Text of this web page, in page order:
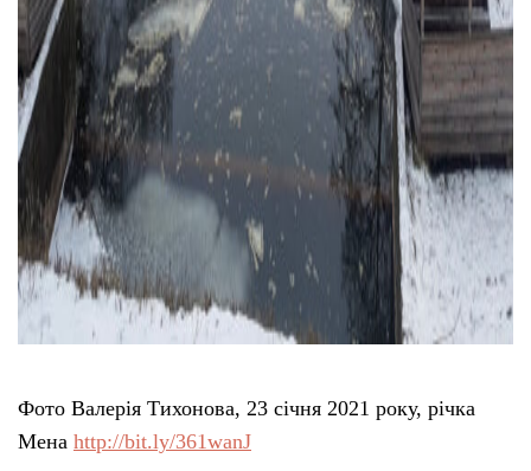
Фото Валерія Тихонова, 23 січня 2021 року, річка
Мена http://bit.ly/361wanJ